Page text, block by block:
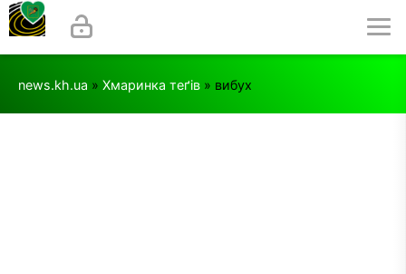
news.kh.ua » Хмаринка теґів » вибух